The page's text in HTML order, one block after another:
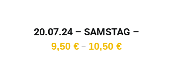
20.07.24 – SAMSTAG –
18:15 Uhr
9,50 € – 10,50 €Preisspanne: